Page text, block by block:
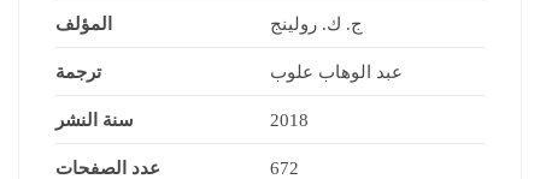
المؤلف ج. ك. رولينج
ترجمة عبد الوهاب علوب
سنة النشر 2018
عدد الصفحات 672